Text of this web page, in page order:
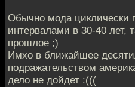
Обычно мода циклически
интервалами в 30-40 лет,
прошлое ;)
Имхо в ближайшее
подражательством
дело не дойдет :(((